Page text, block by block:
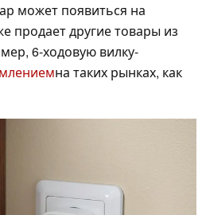
может появиться на
продает другие товары из
6-ходовую вилку-
на таких рынках, как